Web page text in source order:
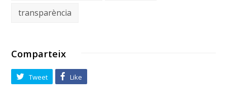
transparència
Comparteix
Tweet Like